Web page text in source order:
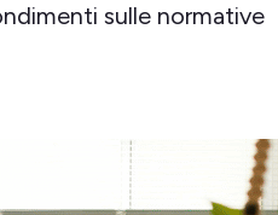
sulle normative